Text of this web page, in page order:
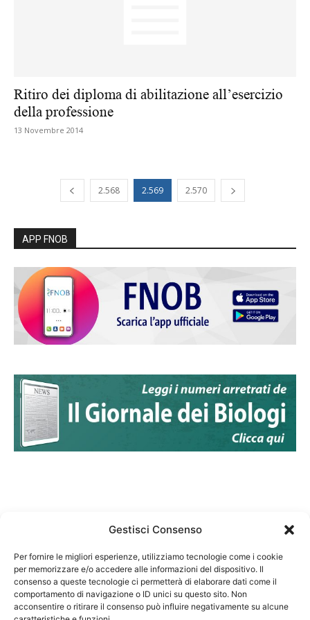
Gestisci Consenso
Per fornire le migliori esperienze, utilizziamo tecnologie come i cookie
per memorizzare e/o accedere alle informazioni del dispositivo. Il
consenso a queste tecnologie ci permetterà di elaborare dati come il
comportamento di navigazione o ID unici su questo sito. Non
acconsentire o ritirare il consenso può influire negativamente su alcune
Ritiro dei diploma di abilitazione all’esercizio
della professione
13 Novembre 2014
2.568 2.569 2.570
APP FNOB
Federazione Nazionale Degli Ordini dei Biologi:
codice fiscale 80069130583
Responsabile sito internet www.fnob.it: Vincenzo